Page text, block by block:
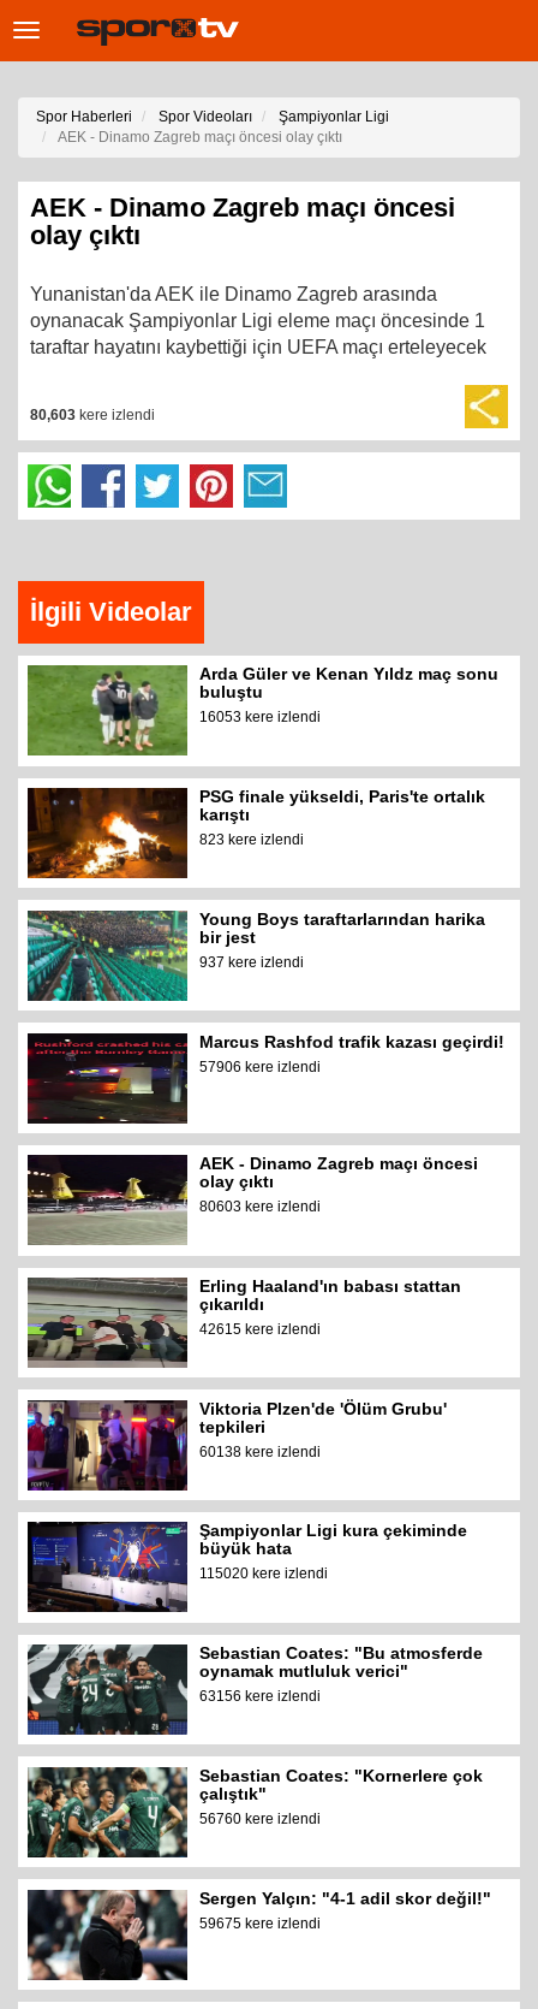
Toggle
Spor Haberleri Spor Videoları
Şampiyonlar Ligi
AEK - Dinamo Zagreb maçı öncesi olay çıktı
AEK - Dinamo Zagreb maçı öncesi
olay çıktı
Yunanistan'da AEK ile Dinamo Zagreb arasında
oynanacak Şampiyonlar Ligi eleme maçı öncesinde 1
taraftar hayatını kaybettiği için UEFA maçı erteleyecek
80,603 kere izlendi
İlgili Videolar
Arda Güler ve Kenan Yıldz maç sonu
buluştu
16053 kere izlendi
PSG finale yükseldi, Paris'te ortalık
karıştı
823 kere izlendi
Young Boys taraftarlarından harika
bir jest
937 kere izlendi
Marcus Rashfod trafik kazası geçirdi!
57906 kere izlendi
AEK - Dinamo Zagreb maçı öncesi
olay çıktı
80603 kere izlendi
Erling Haaland'ın babası stattan
çıkarıldı
42615 kere izlendi
Viktoria Plzen'de 'Ölüm Grubu'
tepkileri
60138 kere izlendi
Şampiyonlar Ligi kura çekiminde
büyük hata
115020 kere izlendi
Sebastian Coates: "Bu atmosferde
oynamak mutluluk verici"
63156 kere izlendi
Sebastian Coates: "Kornerlere çok
çalıştık"
56760 kere izlendi
Sergen Yalçın: "4-1 adil skor değil!"
59675 kere izlendi